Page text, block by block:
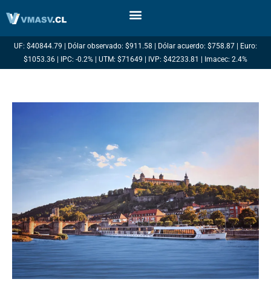
UF: $40844.79 | Dólar observado: $911.58 | Dólar acuerdo: $758.87 | Euro:
$1053.36 | IPC: -0.2% | UTM: $71649 | IVP: $42233.81 | Imacec: 2.4%